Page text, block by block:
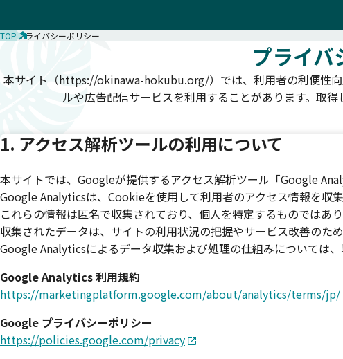
TOPプライバシーポリシー
プライバ
本サイト（https://okinawa-hokubu.org/）では、利用者の利便性
ルや広告配信サービスを利用することがあります。取
1. アクセス解析ツールの利用について
本サイトでは、Googleが提供するアクセス解析ツール「Google
Google Analyticsは、Cookieを使用して利用者のアクセス情報を収集
これらの情報は匿名で収集されており、個人を特定するものではあり
収集されたデータは、サイトの利用状況の把握やサービス改善のため
Google Analyticsによるデータ収集および処理の仕組みについては、
Google Analytics 利用規約
https://marketingplatform.google.com/about/analytics/terms/jp/
Google プライバシーポリシー
https://policies.google.com/privacy